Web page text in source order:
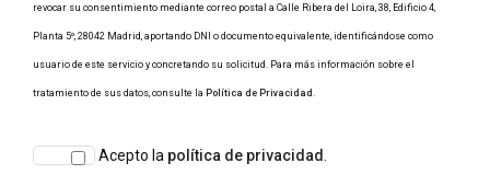
revocar su consentimiento mediante correo postal a Calle Ribera del Loira, 38, Edificio 4,
Planta 5º, 28042 Madrid, aportando DNI o documento equivalente, identificándose como
usuario de este servicio y concretando su solicitud. Para más información sobre el
tratamiento de sus datos, consulte la Política de Privacidad
Acepto la política de privacidad